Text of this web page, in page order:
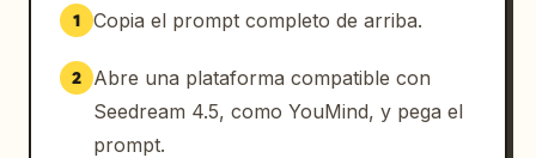
1 Copia el prompt completo de arriba.
2
Abre una plataforma compatible con
Seedream 4.5, como YouMind, y pega el
prompt.